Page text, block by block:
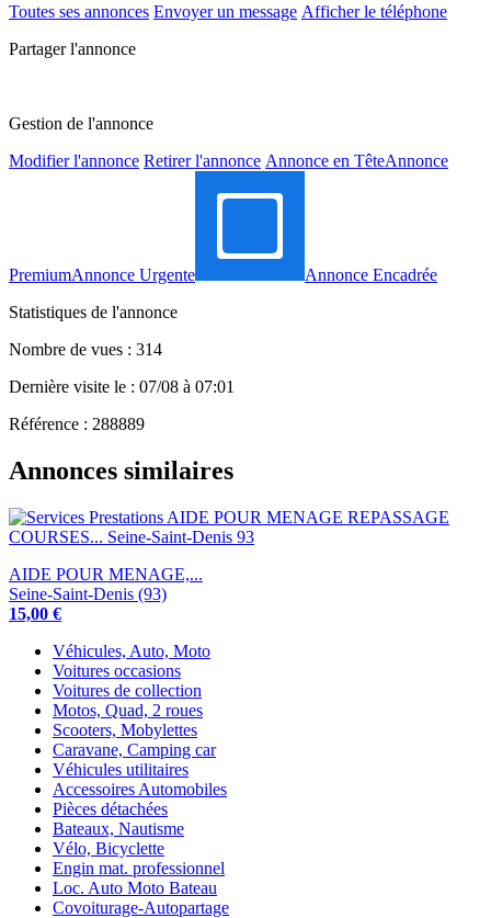
Toutes ses annonces Envoyer un message Afficher le téléphone
Partager l'annonce
Gestion de l'annonce
Modifier l'annonce Retirer l'annonce Annonce en TêteAnnonce
PremiumAnnonce Urgente
Annonce Encadrée
Statistiques de l'annonce
Nombre de vues : 314
Dernière visite le : 07/08 à 07:01
Référence : 288889
Annonces similaires
AIDE POUR MENAGE,...
Seine-Saint-Denis (93)
15,00 €
Véhicules, Auto, Moto
Voitures occasions
Voitures de collection
Motos, Quad, 2 roues
Scooters, Mobylettes
Caravane, Camping car
Véhicules utilitaires
Accessoires Automobiles
Pièces détachées
Bateaux, Nautisme
Vélo, Bicyclette
Engin mat. professionnel
Loc. Auto Moto Bateau
Covoiturage-Autopartage